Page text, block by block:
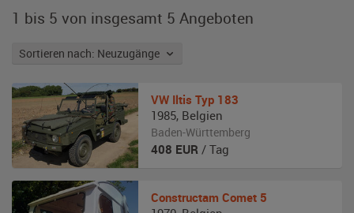
1 bis 5 von insgesamt 5 Angeboten
Sortieren nach: Neuzugänge
VW Iltis Typ 183
1985, Belgien
Baden-Württemberg
408 EUR / Tag
Constructam Comet 5